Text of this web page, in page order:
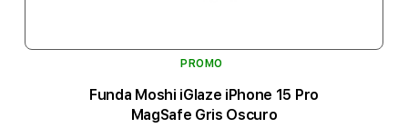
PROMO
Funda Moshi iGlaze iPhone 15 Pro
MagSafe Gris Oscuro